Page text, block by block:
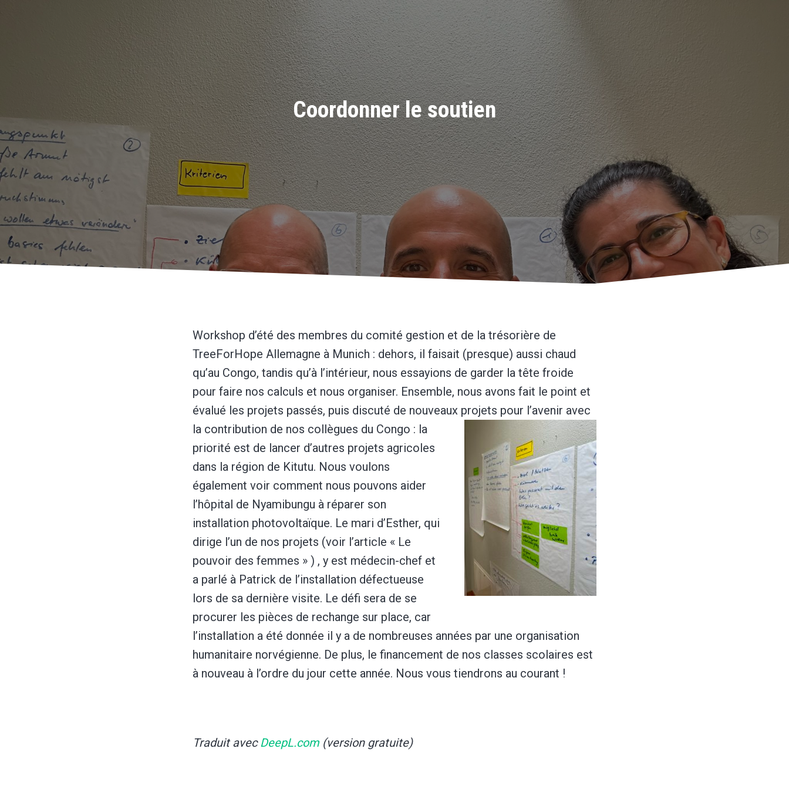
Coordonner le soutien
Workshop d’été des membres du comité gestion et de la trésorière de
TreeForHope Allemagne à Munich : dehors, il faisait (presque) aussi chaud
qu’au Congo, tandis qu’à l’intérieur, nous essayions de garder la tête froide
pour faire nos calculs et nous organiser. Ensemble, nous avons fait le point et
évalué les projets passés, puis discuté de nouveaux projets pour l’avenir avec
la contribution de nos collègues du Congo : la
priorité est de lancer d’autres projets agricoles
dans la région de Kitutu. Nous voulons
également voir comment nous pouvons aider
l’hôpital de Nyamibungu à réparer son
installation photovoltaïque. Le mari d’Esther, qui
dirige l’un de nos projets (voir l’article « Le
pouvoir des femmes » ) , y est médecin-chef et
a parlé à Patrick de l’installation défectueuse
lors de sa dernière visite. Le défi sera de se
procurer les pièces de rechange sur place, car
l’installation a été donnée il y a de nombreuses années par une organisation
humanitaire norvégienne. De plus, le financement de nos classes scolaires est
à nouveau à l’ordre du jour cette année. Nous vous tiendrons au courant !
Traduit avecDeepL.com (version gratuite)